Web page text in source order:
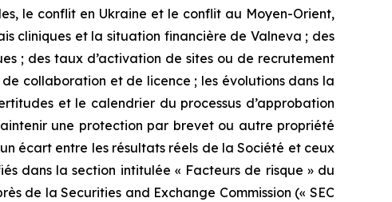
le conflit en Ukraine et le conflit au Moyen-Orient,
cliniques et la situation financière de Valneva ; des
; des taux d’activation de sites ou de recrutement
collaboration et de licence ; les évolutions dans la
et le calendrier du processus d’approbation
une protection par brevet ou autre propriété
écart entre les résultats réels de la Société et ceux
dans la section intitulée « Facteurs de risque » du
de la Securities and Exchange Commission (« SEC